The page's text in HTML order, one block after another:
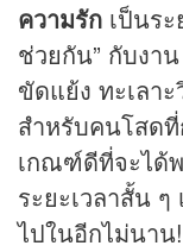
ความรัก เป็นร
ช่วยกัน” กับงา
ขัดแย้ง ทะเลา
สำหรับคนโสด
เกณฑ์ดีที่จะได้
ระยะเวลาสั้น
ไปในอีกไม่นาน!